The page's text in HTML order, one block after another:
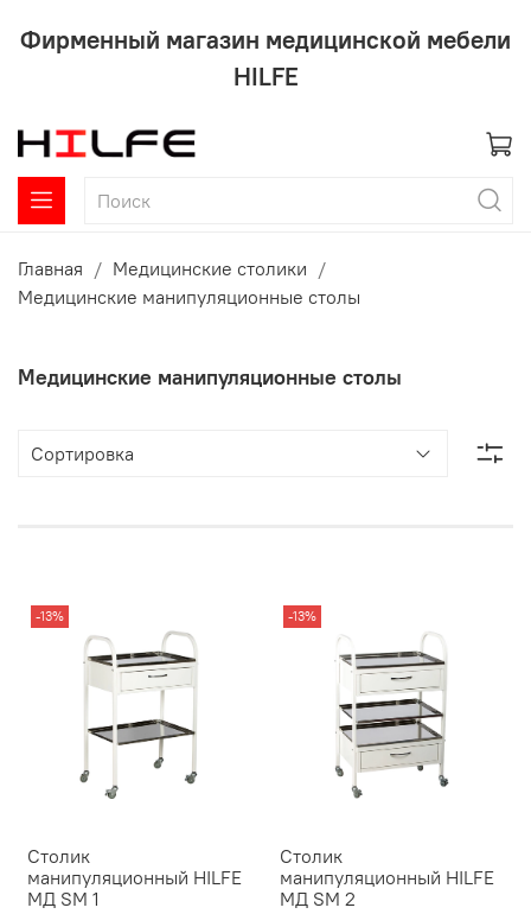
Фирменный магазин медицинской мебели
HILFE
Главная
Медицинские столики
Медицинские манипуляционные столы
Медицинские манипуляционные столы
-13%
Столик
манипуляционный HILFE
МД SM 1
-13%
Столик
манипуляционный HILFE
МД SM 2